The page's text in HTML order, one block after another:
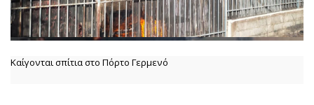
Καίγονται σπίτια στο Πόρτο Γερμενό